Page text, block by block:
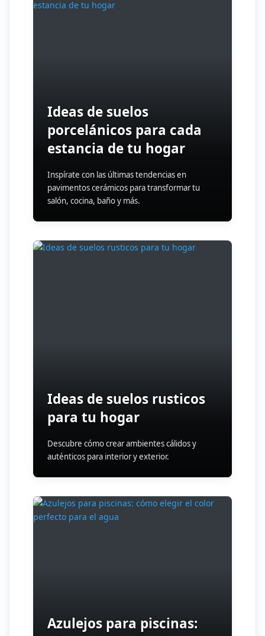
Ideas de suelos
porcelánicos para cada
estancia de tu hogar
Inspírate con las últimas tendencias en
pavimentos cerámicos para transformar tu
salón, cocina, baño y más.
Ideas de suelos rusticos
para tu hogar
Descubre cómo crear ambientes cálidos y
auténticos para interior y exterior.
Azulejos para piscinas: